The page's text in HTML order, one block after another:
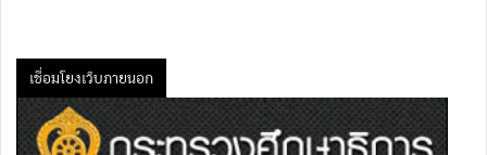
เชื่อมโยงเว็บภายนอก